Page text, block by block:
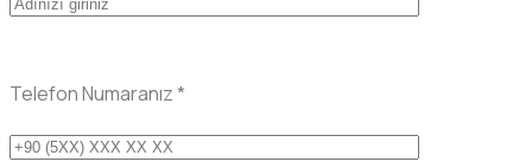
Telefon Numaranız*